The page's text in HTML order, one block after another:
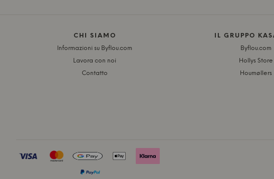
CHI SIAMO
Informazioni su Byflou.com
Lavora con noi
Contatto
IL GRUPPO
Byflou.com
Hollys Store
Houmøllers